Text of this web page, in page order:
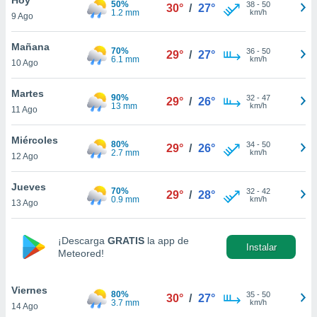
y
en
más
de
cookies
aceptar
9 Ago
50%
1.2 mm
30° / 27° 38- 50
km/h
Mañana
10 Ago
70%
6.1 mm
29° / 27° 36- 50
km/h
Martes
11 Ago
90%
13 mm
29° / 26° 32- 47
km/h
Miércoles
12 Ago
80%
2.7 mm
29° / 26° 34- 50
km/h
Jueves
13 Ago
70%
0.9 mm
29° / 28° 32- 42
km/h
¡Descarga GRATIS la app de
Meteored!
Instalar
Viernes
14 Ago
80%
3.7 mm
30° / 27° 35- 50
km/h